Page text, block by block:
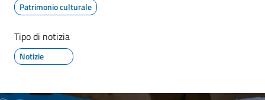
Patrimonio culturale
Tipo di notizia
Notizie